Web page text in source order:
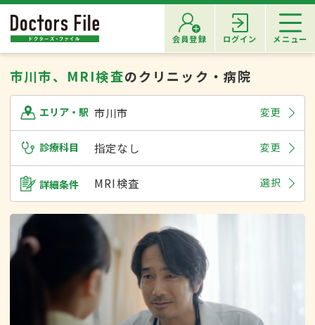
会員登録 ログイン メニュー
市川市、MRI検査のクリニック・病院
エリア・駅 市川市 変更
診療科目 指定なし 変更
詳細条件 MRI検査 選択